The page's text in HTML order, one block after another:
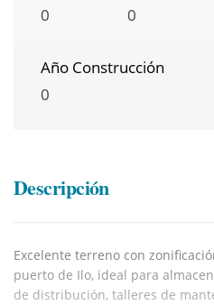
0
0
Año Construcción
0
Descripción
Excelente terreno con
puerto de Ilo, ideal para
de distribución, talleres de